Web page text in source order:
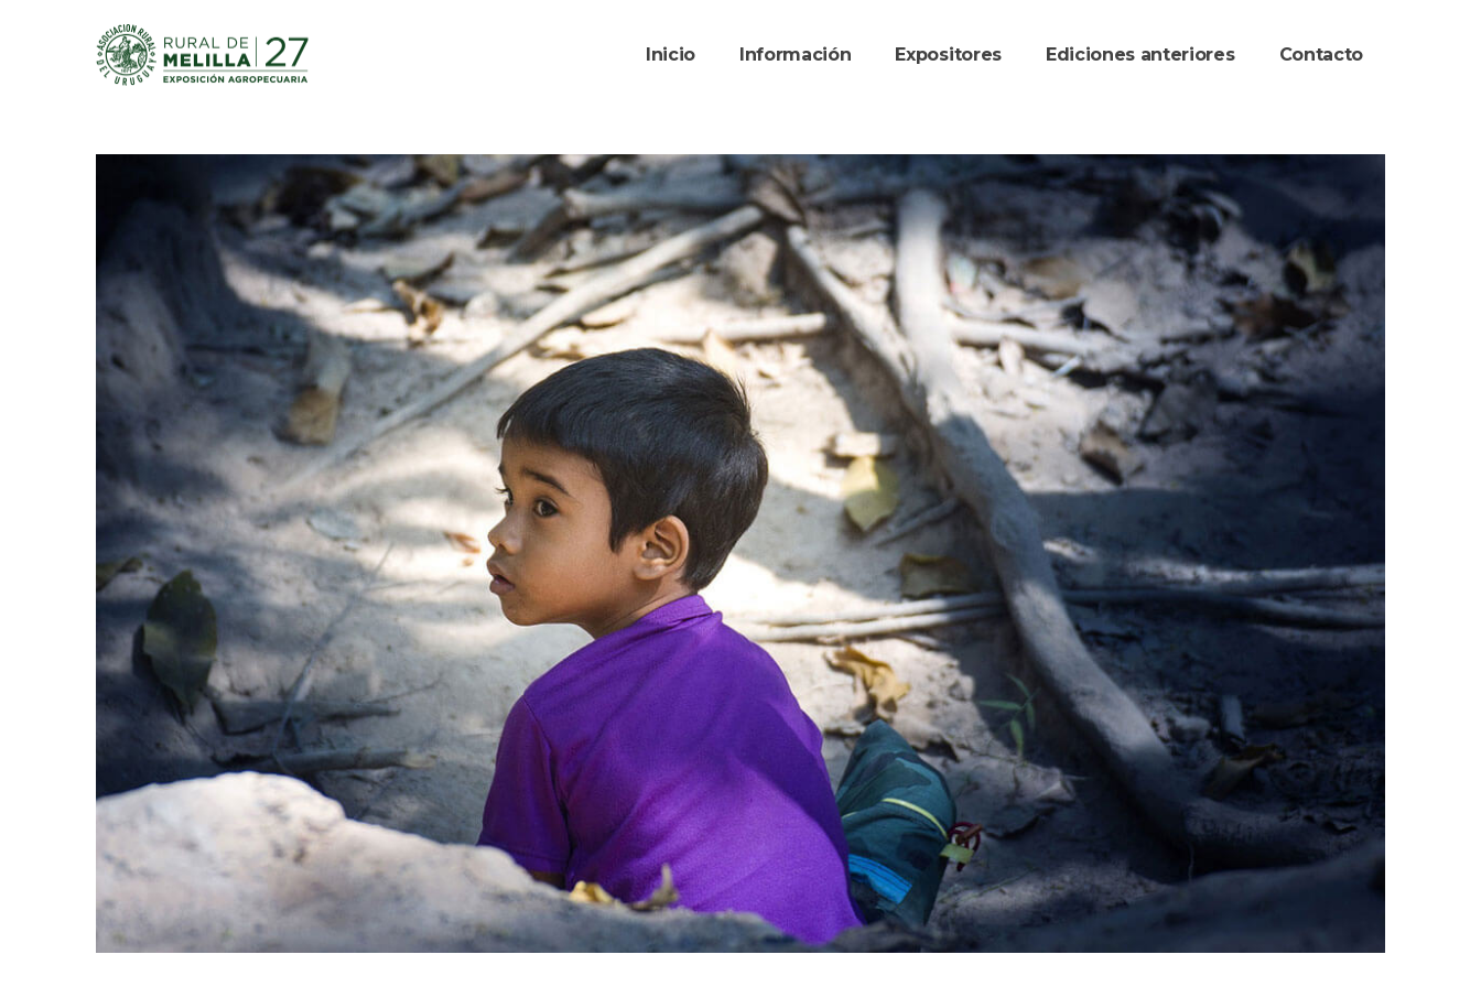
Inicio Información Expositore Ediciones anteriore Contacto